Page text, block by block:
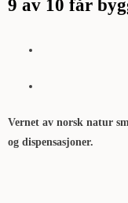
9 av 10 får
Vernet av norsk natur
og dispensasjoner.